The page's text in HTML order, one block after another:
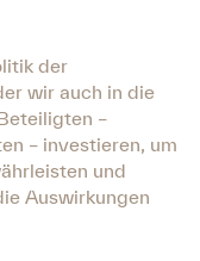
der
wir auch in die
–
– investieren, um
und
Auswirkungen